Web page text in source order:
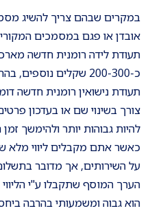
במקרים שבהם צריך להשיג
אובדן או פגם במסמכים
תעודת לידה רומנית חדשה
כ-200-300 שקלים
תעודת נישואין רומנית חדשה
צורך בשינוי שם או בעדכון
להיות גבוהות יותר ולהימשך זמן
כאשר אתם מקבלים ליווי מלא
על השירותים, אך מדובר
הערך המוסף שתקבלו ע"י
הוא גבוה ומשמעותי בהרבה